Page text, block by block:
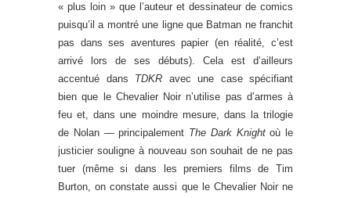
« plus loin » que l’auteur et dessinateur de comics
puisqu’il a montré une ligne que Batman ne franchit
pas dans ses aventures papier (en réalité, c’est
arrivé lors de ses débuts). Cela est d’ailleurs
accentué dans TDKR avec une case spécifiant
bien que le Chevalier Noir n’utilise pas d’armes à
feu et, dans une moindre mesure, dans la trilogie
de Nolan — principalement The Dark Knightoù le
justicier souligne à nouveau son souhait de ne pas
tuer (même si dans les premiers films de Tim
Burton, on constate aussi que le Chevalier Noir ne